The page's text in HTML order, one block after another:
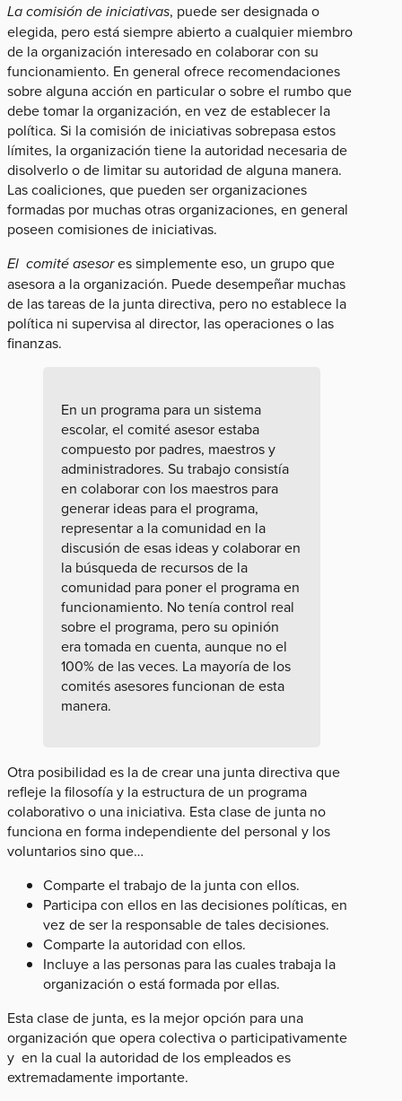
La comisión de iniciativas, puede ser designada o
elegida, pero está siempre abierto a cualquier miembro
de la organización interesado en colaborar con su
funcionamiento. En general ofrece recomendaciones
sobre alguna acción en particular o sobre el rumbo que
debe tomar la organización, en vez de establecer la
política. Si la comisión de iniciativas sobrepasa estos
límites, la organización tiene la autoridad necesaria de
disolverlo o de limitar su autoridad de alguna manera.
Las coaliciones, que pueden ser organizaciones
formadas por muchas otras organizaciones, en general
poseen comisiones de iniciativas.
El comité asesores simplemente eso, un grupo que
asesora a la organización. Puede desempeñar muchas
de las tareas de la junta directiva, pero no establece la
política ni supervisa al director, las operaciones o las
finanzas.
En un programa para un sistema
escolar, el comité asesor estaba
compuesto por padres, maestros y
administradores. Su trabajo consistía
en colaborar con los maestros para
generar ideas para el programa,
representar a la comunidad en la
discusión de esas ideas y colaborar en
la búsqueda de recursos de la
comunidad para poner el programa en
funcionamiento. No tenía control real
sobre el programa, pero su opinión
era tomada en cuenta, aunque no el
100% de las veces. La mayoría de los
comités asesores funcionan de esta
manera.
Otra posibilidad es la de crear una junta directiva que
refleje la filosofía y la estructura de un programa
colaborativo o una iniciativa. Esta clase de junta no
funciona en forma independiente del personal y los
voluntarios sino que…
Comparte el trabajo de la junta con ellos.
Participa con ellos en las decisiones políticas, en
vez de ser la responsable de tales decisiones.
Comparte la autoridad con ellos.
Incluye a las personas para las cuales trabaja la
organización o está formada por ellas.
Esta clase de junta, es la mejor opción para una
organización que opera colectiva o participativamente
y en la cual la autoridad de los empleados es
extremadamente importante.